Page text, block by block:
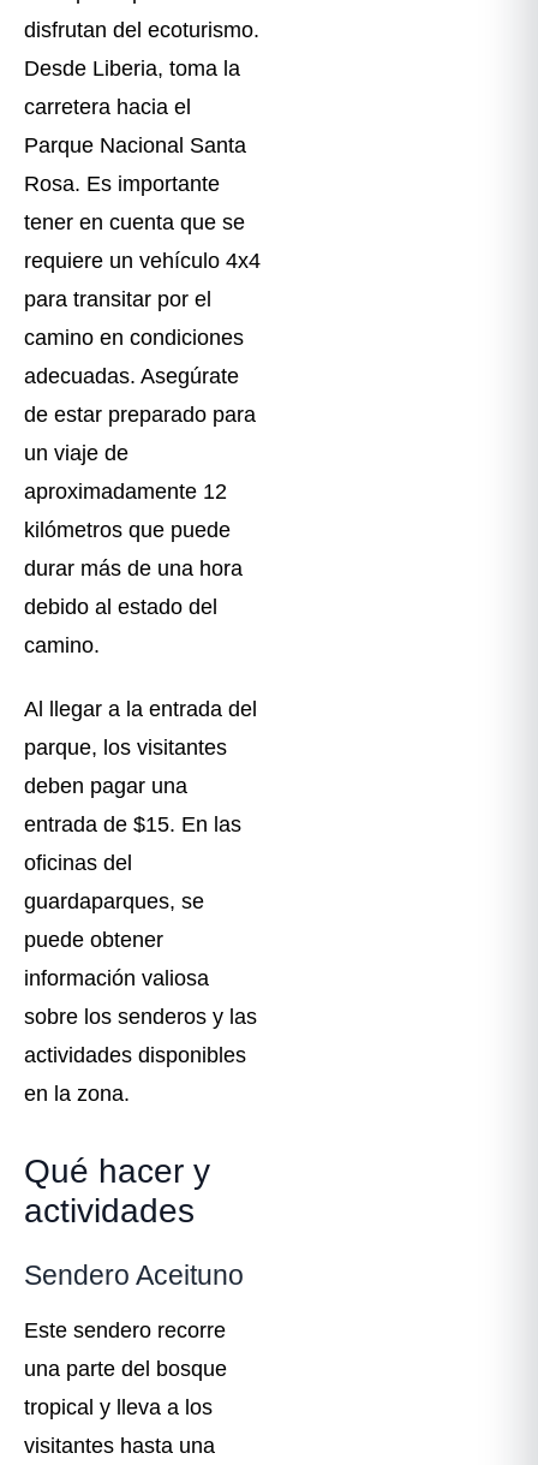
disfrutan del ecoturismo.
Desde Liberia, toma la
carretera hacia el
Parque Nacional Santa
Rosa. Es importante
tener en cuenta que se
requiere un vehículo 4x4
para transitar por el
camino en condiciones
adecuadas. Asegúrate
de estar preparado para
un viaje de
aproximadamente 12
kilómetros que puede
durar más de una hora
debido al estado del
camino.
Al llegar a la entrada del
parque, los visitantes
deben pagar una
entrada de $15. En las
oficinas del
guardaparques, se
puede obtener
información valiosa
sobre los senderos y las
actividades disponibles
en la zona.
Qué hacer y
actividades
Sendero Aceituno
Este sendero recorre
una parte del bosque
tropical y lleva a los
visitantes hasta una